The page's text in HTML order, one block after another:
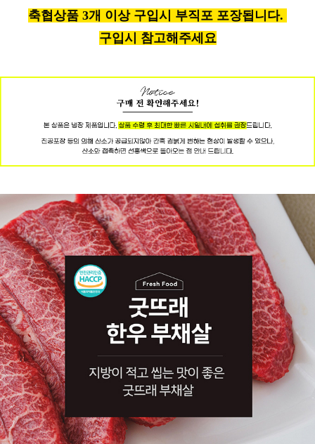
축협상품 3개 이상 구입시 부직포 포장됩니다.
구입시 참고해주세요